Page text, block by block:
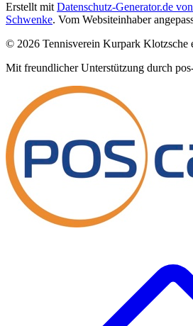
Erstellt mit Datenschutz-Generator.de
Schwenke. Vom Websiteinhaber
© 2026 Tennisverein Kurpark Klotzsche
Mit freundlicher Unterstützung durch